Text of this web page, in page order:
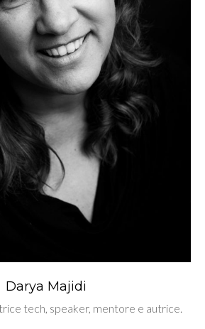
Darya Majidi
tech, speaker, mentore e autrice.